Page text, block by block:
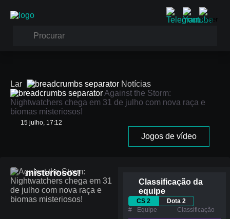
Lar
Notícias
Against the Storm:
Nightwatchers chega em 31 de julho com nova raça e
biomas misteriosos!
15 julho, 17:12
Jogos de vídeo
Against the Storm:
misteriosos!
Classificação da
equipe
CS 2
Dota 2
#
Equipe Сlassificação